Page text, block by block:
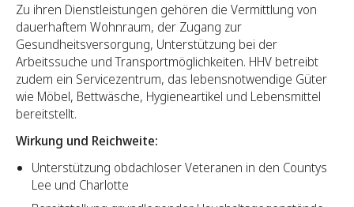
Zu ihren Dienstleistungen gehören die Vermittlung von
dauerhaftem Wohnraum, der Zugang zur
Gesundheitsversorgung, Unterstützung bei der
Arbeitssuche und Transportmöglichkeiten. HHV betreibt
zudem ein Servicezentrum, das lebensnotwendige Güter
wie Möbel, Bettwäsche, Hygieneartikel und Lebensmittel
bereitstellt.
Wirkung und Reichweite:
Unterstützung obdachloser Veteranen in den Countys
Lee und Charlotte